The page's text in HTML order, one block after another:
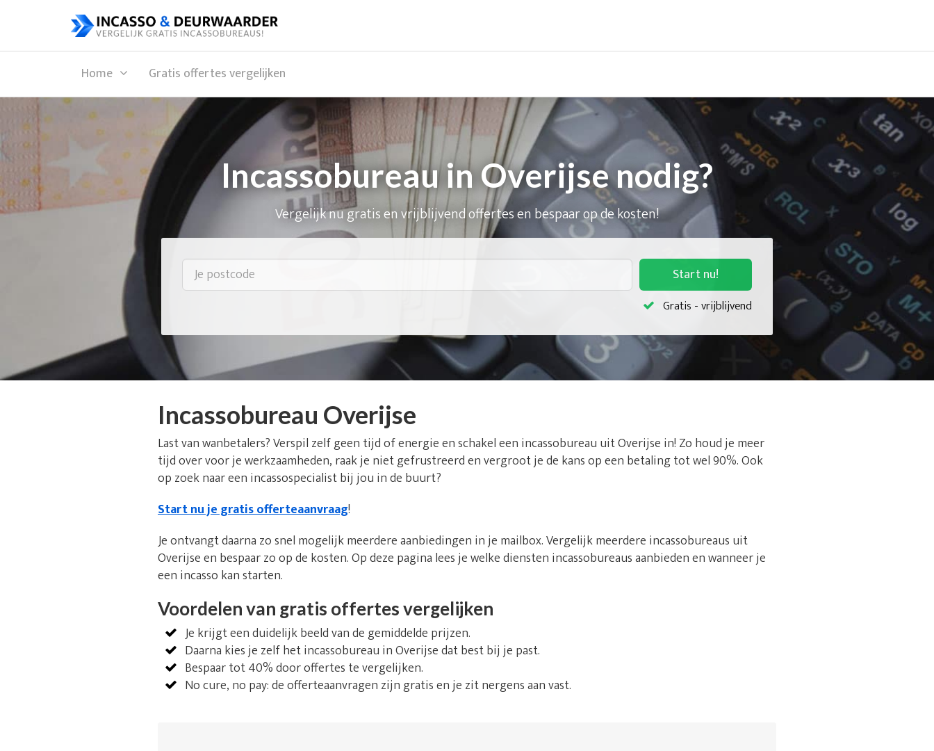
Home Gratis offertes vergelijken
Incassobureau in Overijse nodig?
Vergelijk nu gratis en vrijblijvend offertes en bespaar op de kosten!
Start nu!
Gratis - vrijblijvend
Incassobureau Overijse
Last van wanbetalers? Verspil zelf geen tijd of energie en schakel een incassobureau uit Overijse in! Zo houd je meer
tijd over voor je werkzaamheden, raak je niet gefrustreerd en vergroot je de kans op een betaling tot wel 90%. Ook
op zoek naar een incassospecialist bij jou in de buurt?
Start nu je gratis offerteaanvraag!
Je ontvangt daarna zo snel mogelijk meerdere aanbiedingen in je mailbox. Vergelijk meerdere incassobureaus uit
Overijse en bespaar zo op de kosten. Op deze pagina lees je welke diensten incassobureaus aanbieden en wanneer je
een incasso kan starten.
Voordelen van gratis offertes vergelijken
Je krijgt een duidelijk beeld van de gemiddelde prijzen.
Daarna kies je zelf het incassobureau in Overijse dat best bij je past.
Bespaar tot 40% door offertes te vergelijken.
No cure, no pay: de offerteaanvragen zijn gratis en je zit nergens aan vast.